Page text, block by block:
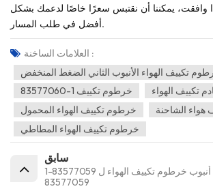
وافقت، يمكننا أن نقتبس سعرًا خاصًا لدعمك بشكل
أفضل في طلب المسار.
العلامات الساخنة :
تكييف الهواء الأنبوب الثاني الضغط المنخفض
خرطوم تكييف 1-83577060
تكييف الهواء
خرطوم تكييف الهواء المحمول
الشاحنة
خرطوم تكييف الهواء المطاطي
سابق
1-83577059 أنبوب خرطوم تكييف الهواء ل ISUZU 6WF1D 1-
83577059